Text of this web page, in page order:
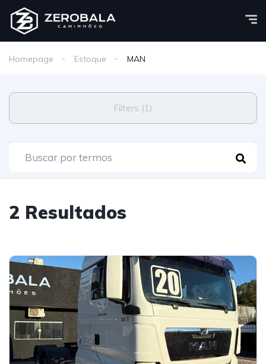
Homepage Estoque MAN
Filters (1)
2 Resultados